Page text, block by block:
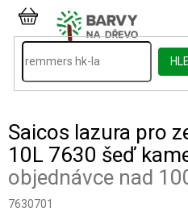
Přejít
obsahNÁKUPNÍ
KOŠÍK
Saicos lazura pro
10L 7630 šeď
objednávce nad
7630701